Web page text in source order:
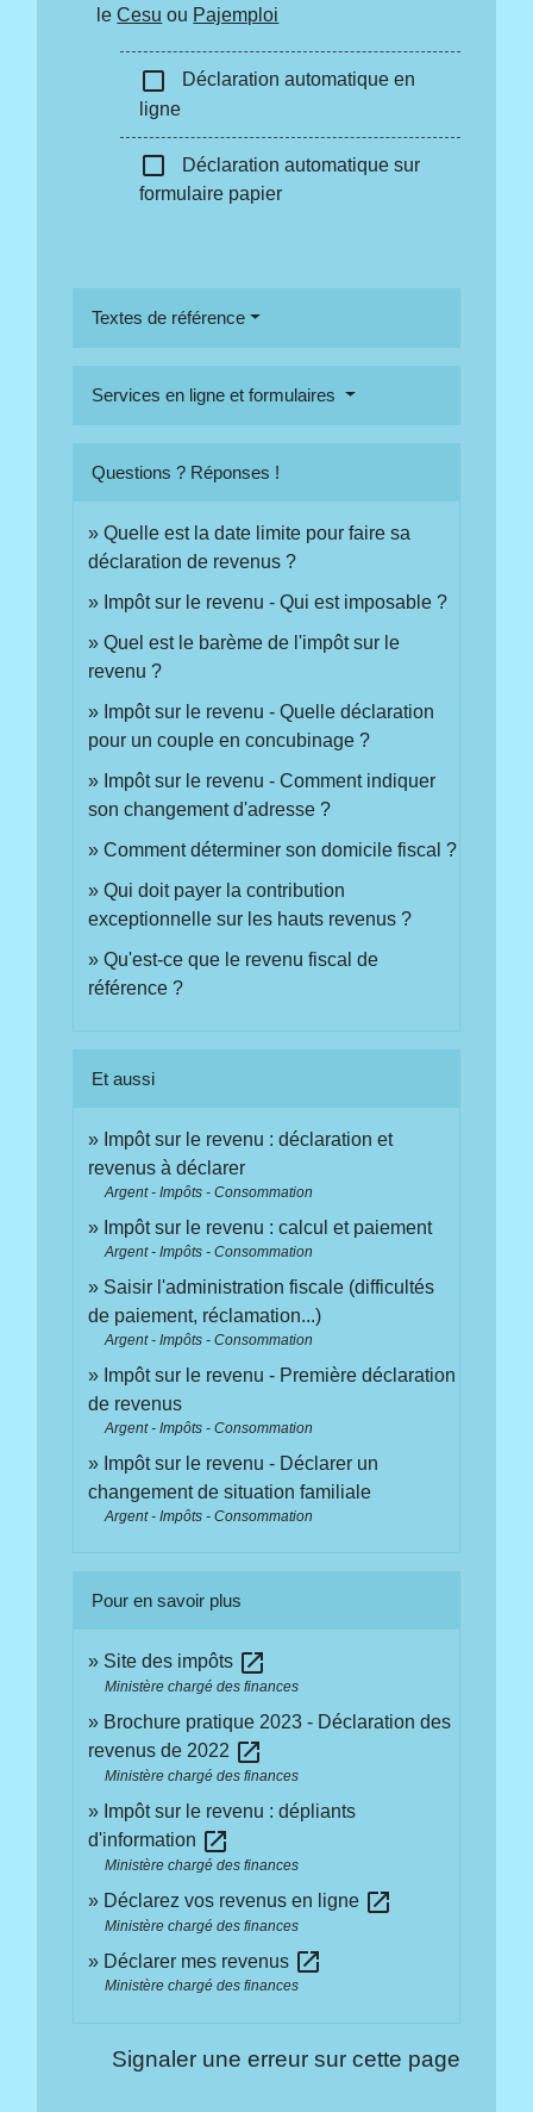
leCesu ou Pajemploi
check_box_outline_blank
Déclaration automatique en
ligne
check_box_outline_blank
Déclaration automatique sur
formulaire papier
Textes de référence
Services en ligne et formulaires
Questions ? Réponses !
Quelle est la date limite pour faire sa
déclaration de revenus ?
Impôt sur le revenu - Qui est imposable ?
Quel est le barème de l'impôt sur le
revenu ?
Impôt sur le revenu - Quelle déclaration
pour un couple en concubinage ?
Impôt sur le revenu - Comment indiquer
son changement d'adresse ?
Comment déterminer son domicile fiscal ?
Qui doit payer la contribution
exceptionnelle sur les hauts revenus ?
Qu'est-ce que le revenu fiscal de
référence ?
Et aussi
Impôt sur le revenu : déclaration et
revenus à déclarer
Argent - Impôts - Consommation
Impôt sur le revenu : calcul et paiement
Argent - Impôts - Consommation
Saisir l'administration fiscale (difficultés
de paiement, réclamation...)
Argent - Impôts - Consommation
Impôt sur le revenu - Première déclaration
de revenus
Argent - Impôts - Consommation
Impôt sur le revenu - Déclarer un
changement de situation familiale
Argent - Impôts - Consommation
Pour en savoir plus
Site des impôts open_in_new
Ministère chargé des finances
Brochure pratique 2023 - Déclaration des
revenus de 2022 open_in_new
Ministère chargé des finances
Impôt sur le revenu : dépliants
d'information open_in_new
Ministère chargé des finances
Déclarez vos revenus en ligne open_in_new
Ministère chargé des finances
Déclarer mes revenus open_in_new
Ministère chargé des finances
Signaler une erreur sur cette page